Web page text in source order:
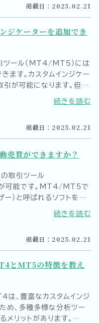
掲載日：2025.02.21
ジケーターを追加でき
引ツール（MT4/MT5）には
ます。カスタムインジケー
引が可能になります。但
とMetaTrader
さい。
続きを読む
掲載日：2025.02.21
売買ができますか？
の取引ツール
可能です。MT4/MT5で
ー）と呼ばれるソフトを追
で豊富なEAが公開され
頂けます。
続きを読む
掲載日：2025.02.21
とMT5の特徴を教え
は、豊富なカスタムインジ
め、多種多様な分析ツー
リットがあります。